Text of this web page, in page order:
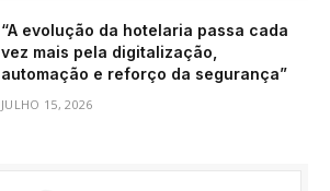
“A evolução da hotelaria passa cada
vez mais pela digitalização,
automação e reforço da segurança”
JULHO 15, 2026